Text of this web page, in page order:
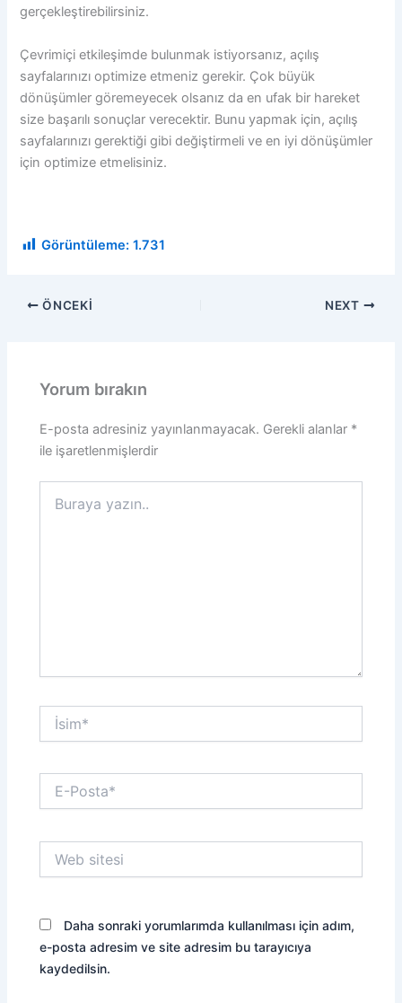
gerçekleştirebilirsiniz.
Çevrimiçi etkileşimde bulunmak istiyorsanız, açılış
sayfalarınızı optimize etmeniz gerekir. Çok büyük
dönüşümler göremeyecek olsanız da en ufak bir hareket
size başarılı sonuçlar verecektir. Bunu yapmak için, açılış
sayfalarınızı gerektiği gibi değiştirmeli ve en iyi dönüşümler
için optimize etmelisiniz.
Görüntüleme: 1.731
ÖNCEKI NEXT
Yorum bırakın
E-posta adresiniz yayınlanmayacak. Gerekli alanlar *
ile işaretlenmişlerdir
yazın..
İsim*
Posta*
sitesi
Daha sonraki yorumlarımda kullanılması için adım,
e-posta adresim ve site adresim bu tarayıcıya
kaydedilsin.